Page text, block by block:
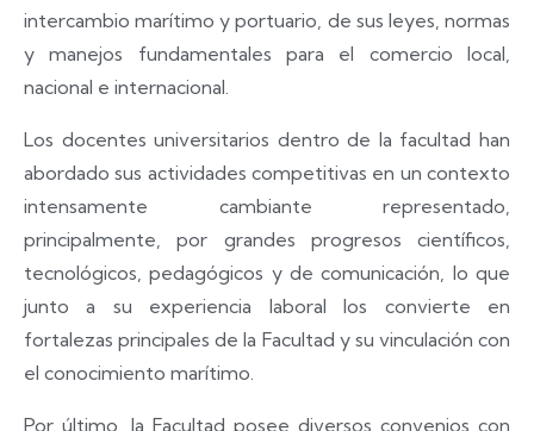
intercambio marítimo y portuario, de sus leyes, normas
y manejos fundamentales para el comercio local,
nacional e internacional.
Los docentes universitarios dentro de la facultad han
abordado sus actividades competitivas en un contexto
intensamente cambiante representado,
principalmente, por grandes progresos científicos,
tecnológicos, pedagógicos y de comunicación, lo que
junto a su experiencia laboral los convierte en
fortalezas principales de la Facultad y su vinculación con
el conocimiento marítimo.
Por último, la Facultad posee diversos convenios con